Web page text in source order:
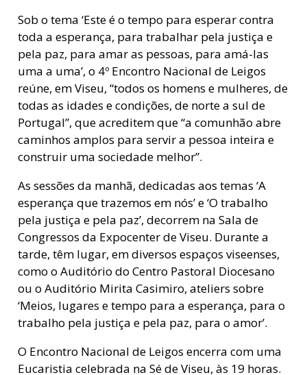
Sob o tema ‘Este é o tempo para esperar contra
toda a esperança, para trabalhar pela justiça e
pela paz, para amar as pessoas, para amá-las
uma a uma’, o 4º Encontro Nacional de Leigos
reúne, em Viseu, “todos os homens e mulheres, de
todas as idades e condições, de norte a sul de
Portugal”, que acreditem que “a comunhão abre
caminhos amplos para servir a pessoa inteira e
construir uma sociedade melhor”.
As sessões da manhã, dedicadas aos temas ‘A
esperança que trazemos em nós’ e ‘O trabalho
pela justiça e pela paz’, decorrem na Sala de
Congressos da Expocenter de Viseu. Durante a
tarde, têm lugar, em diversos espaços viseenses,
como o Auditório do Centro Pastoral Diocesano
ou o Auditório Mirita Casimiro, ateliers sobre
‘Meios, lugares e tempo para a esperança, para o
trabalho pela justiça e pela paz, para o amor’.
O Encontro Nacional de Leigos encerra com uma
Eucaristia celebrada na Sé de Viseu, às 19 horas.